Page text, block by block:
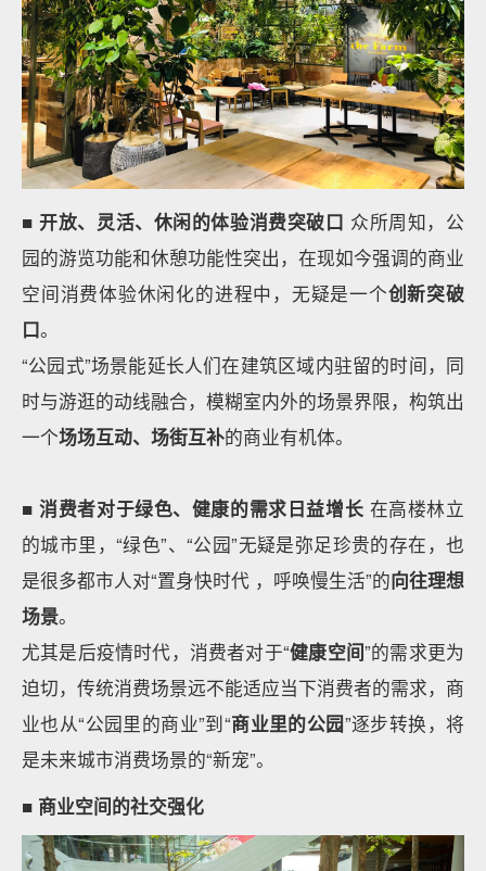
■ 开放、灵活、休闲的体验消费突破口 众所周知，公
园的游览功能和休憩功能性突出，在现如今强调的商业
空间消费体验休闲化的进程中，无疑是一个创新突破
口。
“公园式”场景能延长人们在建筑区域内驻留的时间，同
时与游逛的动线融合，模糊室内外的场景界限，构筑出
一个场场互动、场街互补的商业有机体。
■ 消费者对于绿色、健康的需求日益增长 在高楼林立
的城市里，“绿色”、“公园”无疑是弥足珍贵的存在，也
是很多都市人对“置身快时代 ，呼唤慢生活”的向往理想
场景。
尤其是后疫情时代，消费者对于“健康空间”的需求更为
迫切，传统消费场景远不能适应当下消费者的需求，商
业也从“公园里的商业”到“商业里的公园”逐步转换，将
是未来城市消费场景的“新宠”。
■ 商业空间的社交强化